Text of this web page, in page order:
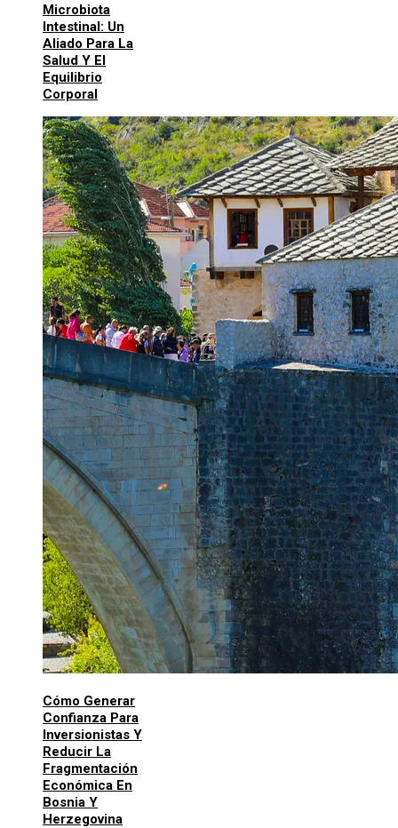
Microbiota
Intestinal: Un
Aliado Para La
Salud Y El
Equilibrio
Corporal
Cómo Generar
Confianza Para
Inversionistas Y
Reducir La
Fragmentación
Económica En
Bosnia Y
Herzegovina